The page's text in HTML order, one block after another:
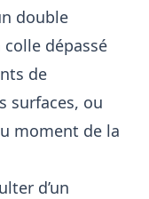
double
dépassé
de
surfaces, ou
moment de la
d’un